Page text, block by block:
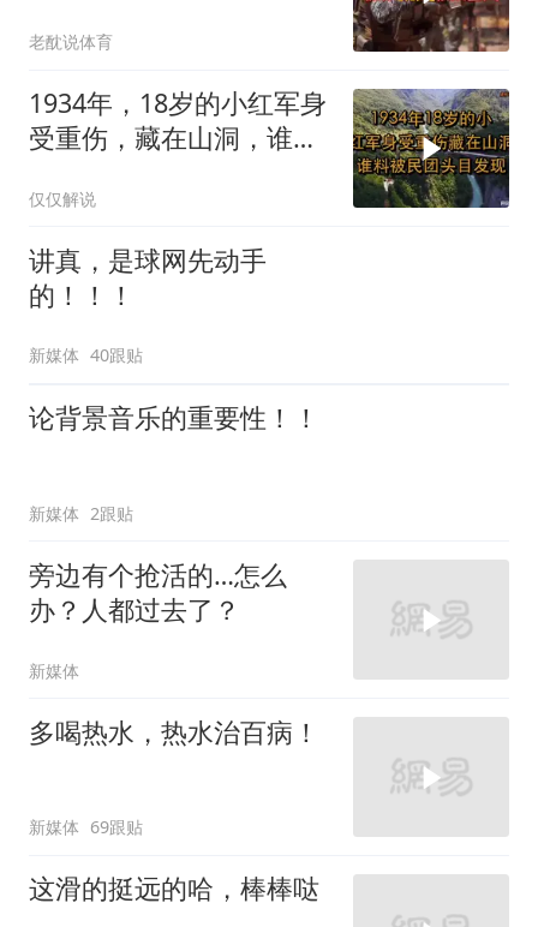
轰-6K已挂弹
老酖说体育
1934年，18岁的小红军身
受重伤，藏在山洞，谁料
仅仅解说
讲真，是球网先动手
的！！！
新媒体 40跟贴
论背景音乐的重要性！！
新媒体 2跟贴
旁边有个抢活的…怎么
办？人都过去了？
新媒体
多喝热水，热水治百病！
新媒体 69跟贴
这滑的挺远的哈，棒棒哒